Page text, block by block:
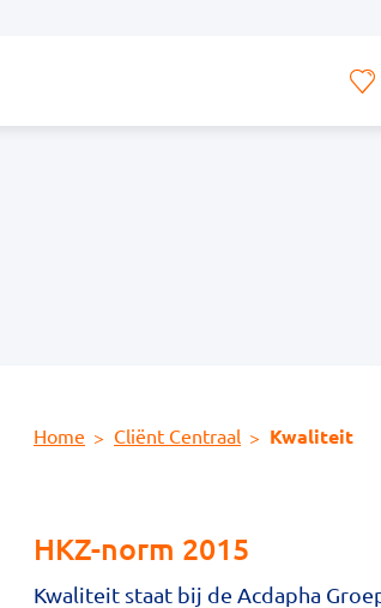
Home Cliënt Centraal Kwaliteit
HKZ-norm 2015
Kwaliteit staat bij de Acdapha